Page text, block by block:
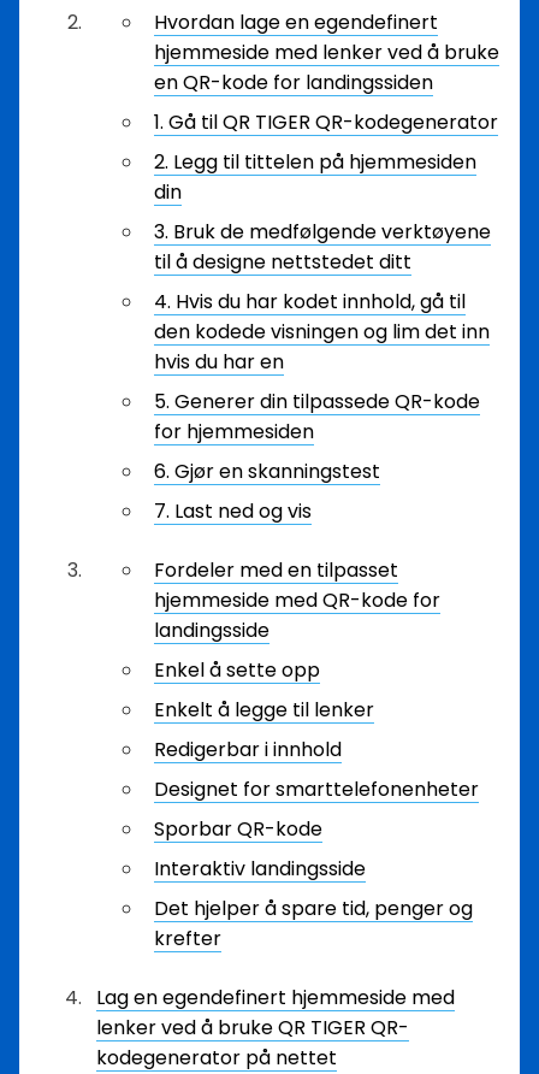
Hvordan lage en egendefinert
hjemmeside med lenker ved å bruke
en QR-kode for landingssiden
1. Gå til QR TIGER QR-kodegenerator
2. Legg til tittelen på hjemmesiden
din
3. Bruk de medfølgende verktøyene
til å designe nettstedet ditt
4. Hvis du har kodet innhold, gå til
den kodede visningen og lim det inn
hvis du har en
5. Generer din tilpassede QR-kode
for hjemmesiden
6. Gjør en skanningstest
7. Last ned og vis
Fordeler med en tilpasset
hjemmeside med QR-kode for
landingsside
Enkel å sette opp
Enkelt å legge til lenker
Redigerbar i innhold
Designet for smarttelefonenheter
Sporbar QR-kode
Interaktiv landingsside
Det hjelper å spare tid, penger og
krefter
Lag en egendefinert hjemmeside med
lenker ved å bruke QR TIGER QR-
kodegenerator på nettet